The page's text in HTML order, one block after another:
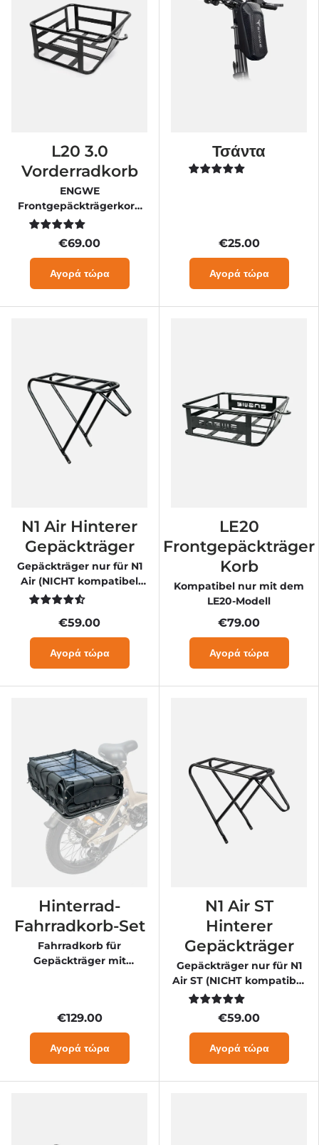
L20 3.0
Vorderradkorb
ENGWE
Frontgepäckträgerkorb
für L20 3.0 Boost & L20
3.0 Pro
€69.00
Αγορά τώρα
Τσάντα
€25.00
Αγορά τώρα
N1 Air Hinterer
Gepäckträger
Gepäckträger nur für N1
Air (NICHT kompatibel
mit N1 Air ST)
€59.00
Αγορά τώρα
LE20
Frontgepäckträger
Korb
Kompatibel nur mit dem
LE20-Modell
€79.00
Αγορά τώρα
Hinterrad-
Fahrradkorb-Set
Fahrradkorb für
Gepäckträger mit
€129.00
Αγορά τώρα
N1 Air ST
Hinterer
Gepäckträger
Gepäckträger nur für N1
Air ST (NICHT kompatibel
mit N1 Air)
€59.00
Αγορά τώρα